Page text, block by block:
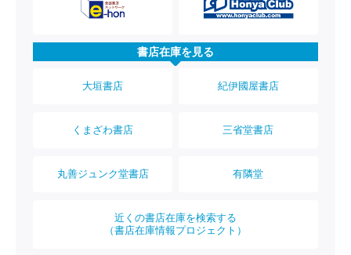
書店在庫を見る
大垣書店 紀伊國屋書店
くまざわ書店 三省堂書店
丸善ジュンク堂書店 有隣堂
近くの書店在庫を検索する
（書店在庫情報プロジェクト）